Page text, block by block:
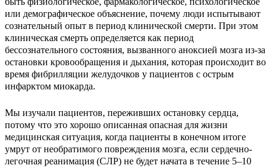
или демографическое объяснение, почему люди испытывают
сознательный опыт в период клинической смерти. При этом
клиническая смерть определяется как период
бессознательного состояния, вызванного аноксией мозга из-за
остановки кровообращения и дыхания, которая происходит во
время фибрилляции желудочков у пациентов с острым
инфарктом миокарда.
Мы изучали пациентов, переживших остановку сердца,
потому что это хорошо описанная опасная для жизни
медицинская ситуация, когда пациенты в конечном итоге
умрут от необратимого повреждения мозга, если сердечно-
легочная реанимация (СЛР) не будет начата в течение 5–10